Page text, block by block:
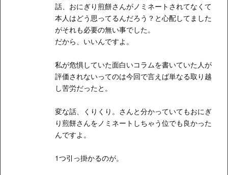
話、おにぎり煎餅さんがノミネートされてなくて
本人はどう思ってるんだろう？と心配してました
がそれも必要の無い事でした。
だから、いいんですよ。
私が危惧していた面白いコラムを書いていた人が
評価されないってのは今回で言えば単なる取り越
し苦労だったと。
変な話、くりくり。さんと分かっていてもおにぎ
り煎餅さんをノミネートしちゃう位でも良かった
んですよ。
1つ引っ掛かるのが。